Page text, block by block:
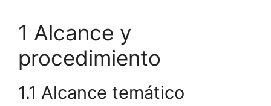
1 Alcance y
procedimiento
1.1 Alcance temático